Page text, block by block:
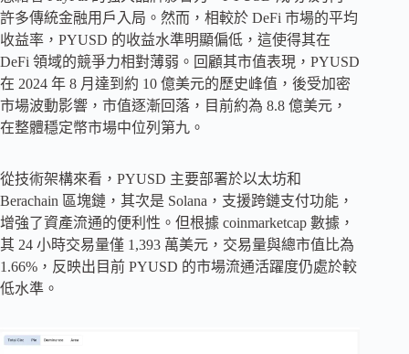
許多傳統金融用戶入局。然而，相較於 DeFi 市場的平均
收益率，PYUSD 的收益水準明顯偏低，這使得其在
DeFi 領域的競爭力相對薄弱。回顧其市值表現，PYUSD
在 2024 年 8 月達到約 10 億美元的歷史峰值，後受加密
市場波動影響，市值逐漸回落，目前約為 8.8 億美元，
在整體穩定幣市場中位列第九。
從技術架構來看，PYUSD 主要部署於以太坊和
Berachain 區塊鏈，其次是 Solana，支援跨鏈支付功能，
增強了資產流通的便利性。但根據 coinmarketcap 數據，
其 24 小時交易量僅 1,393 萬美元，交易量與總市值比為
1.66%，反映出目前 PYUSD 的市場流通活躍度仍處於較
低水準。